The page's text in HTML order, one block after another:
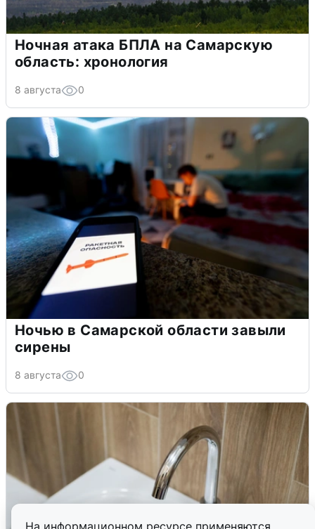
На информационном ресурсе применяются
Ночная атака БПЛА на Самарскую
область: хронология
8 августа 0
Ночью в Самарской области завыли
сирены
8 августа 0